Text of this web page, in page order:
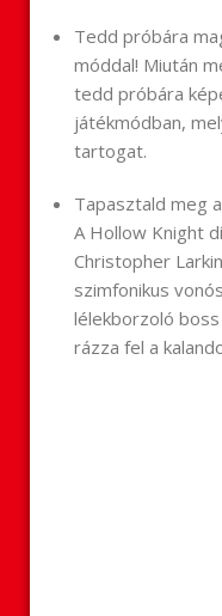
Tedd próbára
móddal! Miután
tedd próbára
játékmódban,
tartogat.
Tapasztald meg
A Hollow Knight
Christopher
szimfonikus
lélekborzoló
rázza fel a